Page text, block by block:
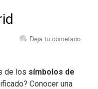
Deja tu cometario
de los símbolos de
Conocer una